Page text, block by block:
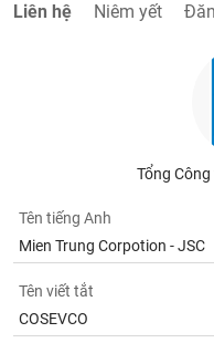
Liên hệ Niêm yết
Tổng
Tên tiếng Anh
Mien Trung Corpotion - JSC
Tên viết tắt
COSEVCO